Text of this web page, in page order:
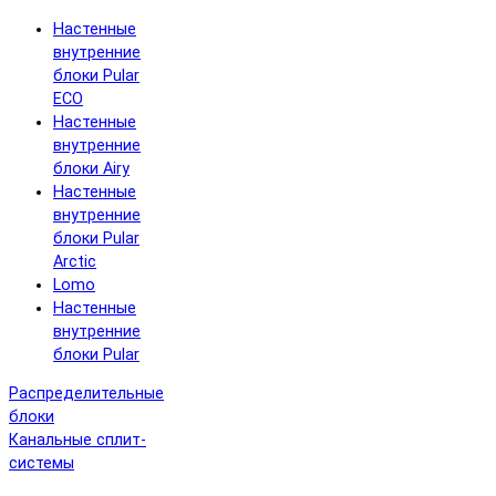
Настенные
внутренние
блоки Pular
ECO
Настенные
внутренние
блоки Airy
Настенные
внутренние
блоки Pular
Arctic
Lomo
Настенные
внутренние
блоки Pular
Распределительные
блоки
Канальные сплит-
системы